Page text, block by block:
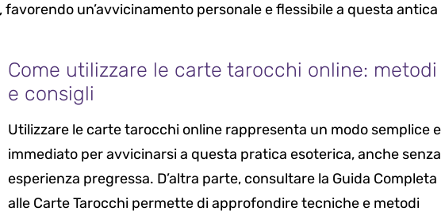
un’avvicinamento personale e flessibile a questa antica
Come utilizzare le carte tarocchi online: metodi
e consigli
Utilizzare le carte tarocchi online rappresenta un modo semplice e
immediato per avvicinarsi a questa pratica esoterica, anche senza
esperienza pregressa. D’altra parte, consultare la Guida Completa
alle Carte Tarocchi permette di approfondire tecniche e metodi